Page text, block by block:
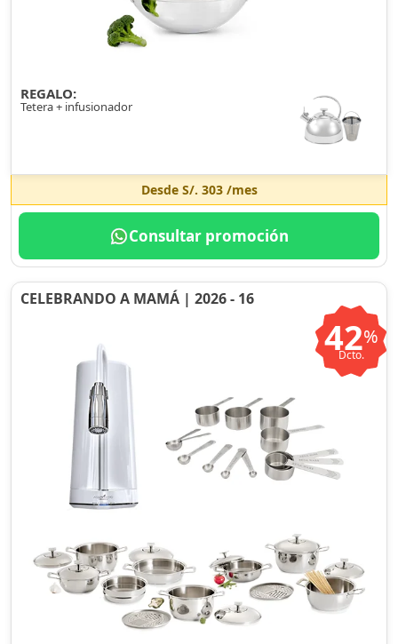
REGALO:
Tetera + infusionador
Desde S/. 303/mes
Consultar promoción
CELEBRANDO A MAMÁ | 2026 - 16
42%
Dcto.